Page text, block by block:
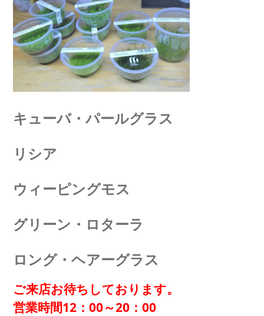
キューバ・パールグラス
リシア
ウィーピングモス
グリーン・ロターラ
ロング・ヘアーグラス
ご来店お待ちしております。
営業時間12：00～20：00